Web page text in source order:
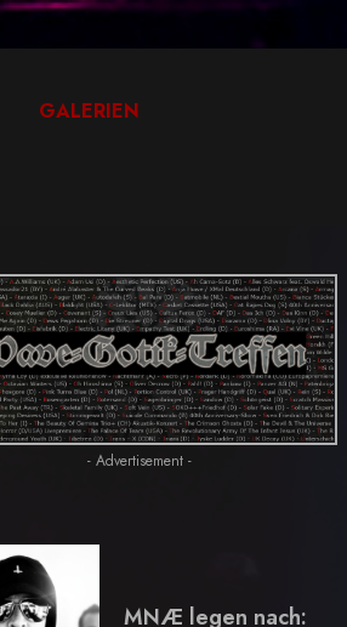
GALERIEN
- Advertisement -
MNÆ legen nach: